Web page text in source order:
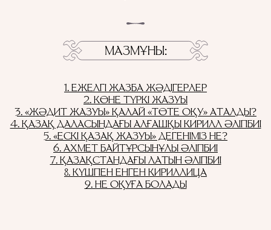
МАЗМҰНЫ
1. ЕЖЕЛГІ ЖАЗБА ЖӘДІГЕРЛЕР
2. КӨНЕ ТҮРКІ ЖАЗУЫ
3. «ЖӘДИТ ЖАЗУЫ» ҚАЛАЙ «ТӨТЕ ОҚУ» АТАЛДЫ?
4. ҚАЗАҚ ДАЛАСЫНДАҒЫ АЛҒАШҚЫ КИРИЛЛ ӘЛІПБИІ
5. «ЕСКІ ҚАЗАҚ ЖАЗУЫ» ДЕГЕНІМІЗ НЕ?
6. АХМЕТ БАЙТҰРСЫНҰЛЫ ӘЛІПБИІ
7. ҚАЗАҚСТАНДАҒЫ ЛАТЫН ӘЛІПБИІ
8. КҮШПЕН ЕНГЕН КИРИЛЛИЦА
9. НЕ ОҚУҒА БОЛАДЫ